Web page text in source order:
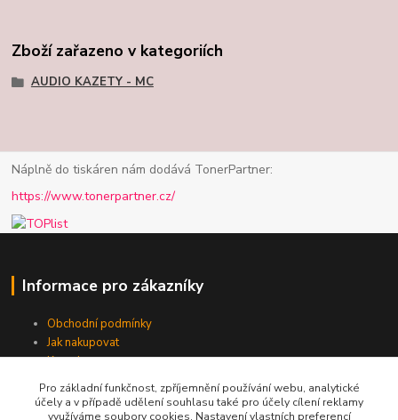
Zboží zařazeno v kategoriích
AUDIO KAZETY - MC
Náplně do tiskáren nám dodává TonerPartner:
https://www.tonerpartner.cz/
Informace pro zákazníky
Obchodní podmínky
Jak nakupovat
Kontakt
Pro základní funkčnost, zpříjemnění používání webu, analytické
účely a v případě udělení souhlasu také pro účely cílení reklamy
využíváme soubory cookies. Nastavení vlastních preferencí